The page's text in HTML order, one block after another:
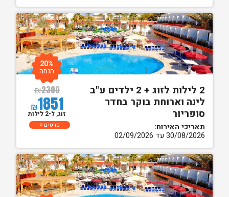
2 לילות לזוג + 2 ילדים ע"ב
לינה וארוחת בוקר בחדר
סופריור
תאריכי האירוח:
30/08/2026 עד 02/09/2026
₪2300
₪1851
20%
הנחה
זוג, ל-2 לילות
פרטים